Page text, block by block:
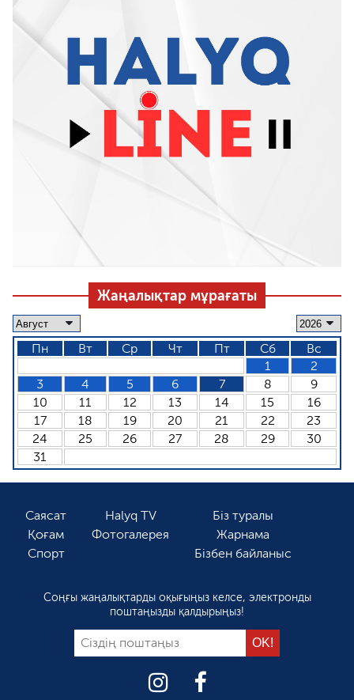
Жаңалықтар мұрағаты
Пн Вт Ср Чт Пт Сб
Вс
1
2
3
4 5 6 7 8
9
10
11 12 13 14 15
16
17
18 19 20 21 22
23
24
25 26 27 28 29
30
31
Саясат
Қоғам
Спорт
Halyq TV
Фотогалерея
Біз туралы
Жарнама
Бізбен байланыс
Соңғы жаңалықтарды оқығыңыз келсе, электронды
поштаңызды қалдырыңыз!